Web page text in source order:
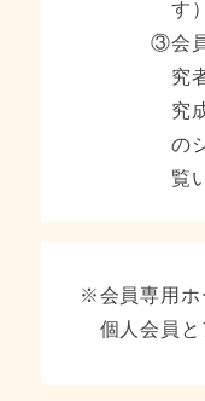
す）
③会
究
究
の
覧
※会員専用ホ
個人会員と